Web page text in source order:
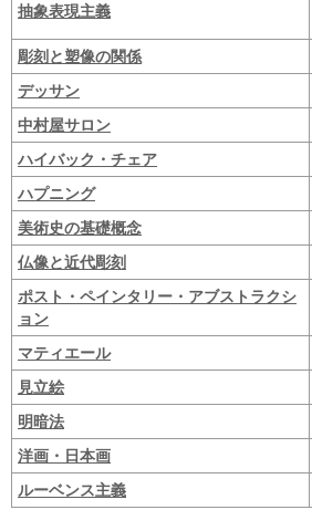
抽象表現主義
彫刻と塑像の関係
デッサン
中村屋サロン
ハイバック・チェア
ハプニング
美術史の基礎概念
仏像と近代彫刻
ポスト・ペインタリー・アブストラクシ
ョン
マティエール
見立絵
明暗法
洋画・日本画
ルーベンス主義